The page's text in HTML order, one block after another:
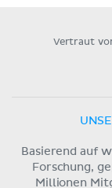
Vertraut
Basierend auf
Forschung,
Millionen